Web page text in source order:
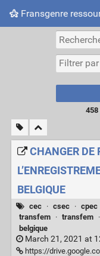
Fransgenre
Most searched tags
458
CHANGER DE
BELGIQUE
cec · csec · cpec
transfem
· transfem ·
belgique
March 21, 2021 at
https://drive.google.com/file/d/